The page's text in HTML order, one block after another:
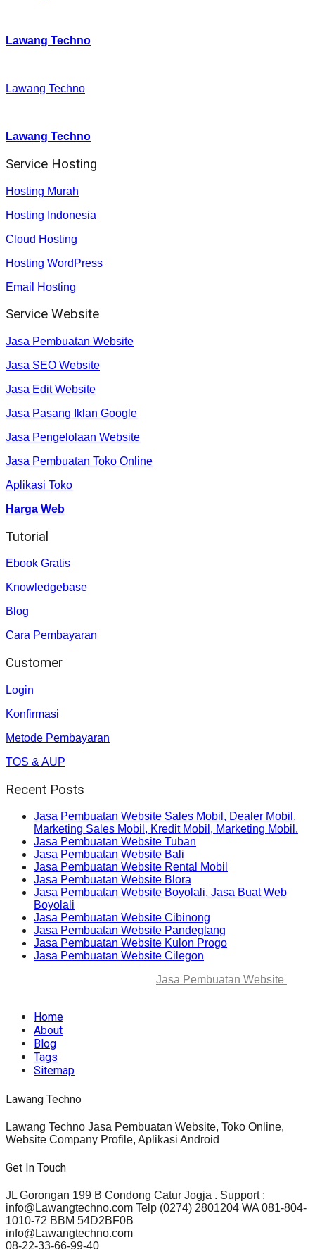
Lawang Techno
Lawang Techno
Lawang Techno
Service Hosting
Hosting Murah
Hosting Indonesia
Cloud Hosting
Hosting WordPress
Email Hosting
Service Website
Jasa Pembuatan Website
Jasa SEO Website
Jasa Edit Website
Jasa Pasang Iklan Google
Jasa Pengelolaan Website
Jasa Pembuatan Toko Online
Aplikasi Toko
Harga Web
Tutorial
Ebook Gratis
Knowledgebase
Blog
Cara Pembayaran
Customer
Login
Konfirmasi
Metode Pembayaran
TOS & AUP
Recent Posts
Jasa Pembuatan Website Sales Mobil, Dealer Mobil,
Marketing Sales Mobil, Kredit Mobil, Marketing Mobil.
Jasa Pembuatan Website Tuban
Jasa Pembuatan Website Bali
Jasa Pembuatan Website Rental Mobil
Jasa Pembuatan Website Blora
Jasa Pembuatan Website Boyolali, Jasa Buat Web
Boyolali
Jasa Pembuatan Website Cibinong
Jasa Pembuatan Website Pandeglang
Jasa Pembuatan Website Kulon Progo
Jasa Pembuatan Website Cilegon
Jasa Pembuatan Website
Home
About
Blog
Tags
Sitemap
Lawang Techno
Lawang Techno Jasa Pembuatan Website, Toko Online,
Website Company Profile, Aplikasi Android
Get In Touch
JL Gorongan 199 B Condong Catur Jogja . Support :
info@Lawangtechno.com Telp (0274) 2801204 WA 081-804-
1010-72 BBM 54D2BF0B
info@Lawangtechno.com
08-22-33-66-99-40